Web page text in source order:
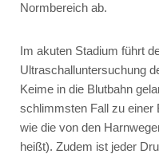
Normbereich ab.
Im akuten Stadium führt
Ultraschalluntersuchung
Keime in die Blutbahn
schlimmsten Fall zu einer
wie die von den
heißt). Zudem ist jeder